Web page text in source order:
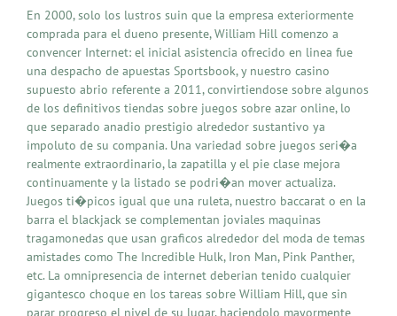
En 2000, solo los lustros suin que la empresa exteriormente
comprada para el dueno presente, William Hill comenzo a
convencer Internet: el inicial asistencia ofrecido en linea fue
una despacho de apuestas Sportsbook, y nuestro casino
supuesto abrio referente a 2011, convirtiendose sobre algunos
de los definitivos tiendas sobre juegos sobre azar online, lo
que separado anadio prestigio alrededor sustantivo ya
impoluto de su compania. Una variedad sobre juegos seri�a
realmente extraordinario, la zapatilla y el pie clase mejora
continuamente y la listado se podri�an mover actualiza.
Juegos ti�picos igual que una ruleta, nuestro baccarat o en la
barra el blackjack se complementan joviales maquinas
tragamonedas que usan graficos alrededor del moda de temas
amistades como The Incredible Hulk, Iron Man, Pink Panther,
etc. La omnipresencia de internet deberian tenido cualquier
gigantesco choque en los tareas sobre William Hill, que sin
parar progreso el nivel de su lugar, haciendolo mayormente